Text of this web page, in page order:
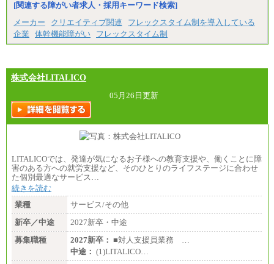
※試用期間中の給与に変更はありません。
ます。
[関連する障がい者求人・採用キーワード検索]
メーカー
クリエイティブ関連
フレックスタイム制を導入している
企業
体幹機能障がい フレックスタイム制
株式会社LITALICO
05月26日更新
LITALICOでは、発達が気になるお子様への教育支援や、働くことに障
害のある方への就労支援など、そのひとりのライフステージに合わせ
た個別最適なサービス…
続きを読む
業種
サービス/その他
新卒／中途
2027新卒・中途
募集職種
2027新卒： ■対人支援員業務 …
中途： (1)LITALICO…